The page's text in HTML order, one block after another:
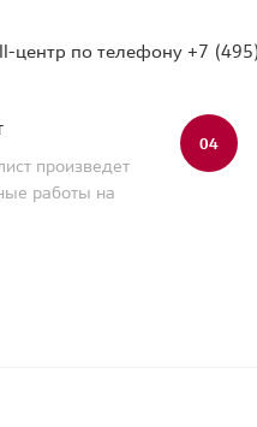
центр по телефону +7
произведет
работы на
04